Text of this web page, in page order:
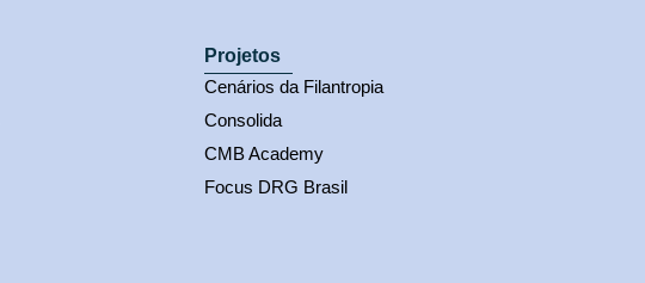
Projetos
Cenários da Filantropia
Consolida
CMB Academy
Focus DRG Brasil